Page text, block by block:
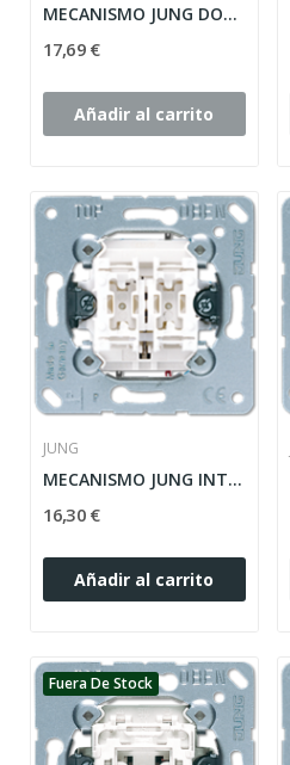
MECANISMO JUNG DOBLE PULSADOR CONMUTADOR 10AX /...
17,69 €
Añadir al carrito
JUNG
MECANISMO JUNG INTERRUPTOR UNIPOLAR PARA...
16,30 €
Añadir al carrito
Fuera De Stock